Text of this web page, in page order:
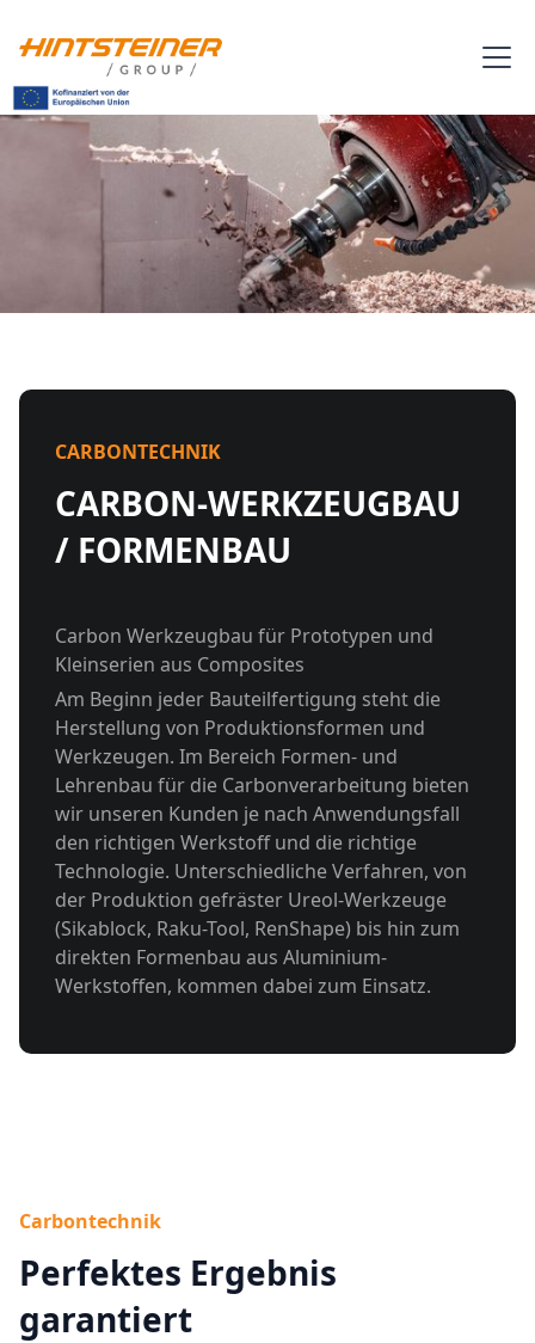
CARBONTECHNIK
CARBON-WERKZEUGBAU
/ FORMENBAU
Carbon Werkzeugbau für Prototypen und
Kleinserien aus Composites
Am Beginn jeder Bauteilfertigung steht die
Herstellung von Produktionsformen und
Werkzeugen. Im Bereich Formen- und
Lehrenbau für die Carbonverarbeitung bieten
wir unseren Kunden je nach Anwendungsfall
den richtigen Werkstoff und die richtige
Technologie. Unterschiedliche Verfahren, von
der Produktion gefräster Ureol-Werkzeuge
(Sikablock, Raku-Tool, RenShape) bis hin zum
direkten Formenbau aus Aluminium-
Werkstoffen, kommen dabei zum Einsatz.
Carbontechnik
Perfektes Ergebnis
garantiert